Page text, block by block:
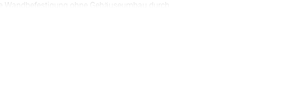
Wandbefestigung ohne Gehäuseumbau durch
Wandhalter mit Rastmechanismus
Befestigung auf DIN-Schienen
IP 40
Bedienfeld zum Schutz der Folientastatur